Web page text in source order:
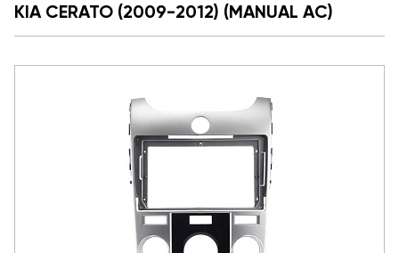
KIA CERATO (2009-2012) (MANUAL AC)